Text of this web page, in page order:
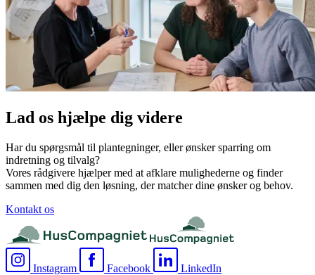
Lad os hjælpe dig videre
Har du spørgsmål til plantegninger, eller ønsker sparring om
indretning og tilvalg?
Vores rådgivere hjælper med at afklare mulighederne og finder
sammen med dig den løsning, der matcher dine ønsker og behov.
Kontakt os
Instagram Facebook LinkedIn